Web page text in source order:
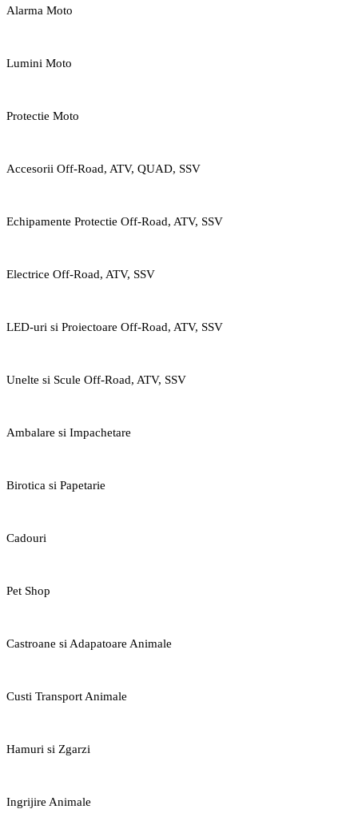
Alarma Moto
Lumini Moto
Protectie Moto
Accesorii Off-Road, ATV, QUAD, SSV
Echipamente Protectie Off-Road, ATV, SSV
Electrice Off-Road, ATV, SSV
LED-uri si Proiectoare Off-Road, ATV, SSV
Unelte si Scule Off-Road, ATV, SSV
Ambalare si Impachetare
Birotica si Papetarie
Cadouri
Pet Shop
Castroane si Adapatoare Animale
Custi Transport Animale
Hamuri si Zgarzi
Ingrijire Animale